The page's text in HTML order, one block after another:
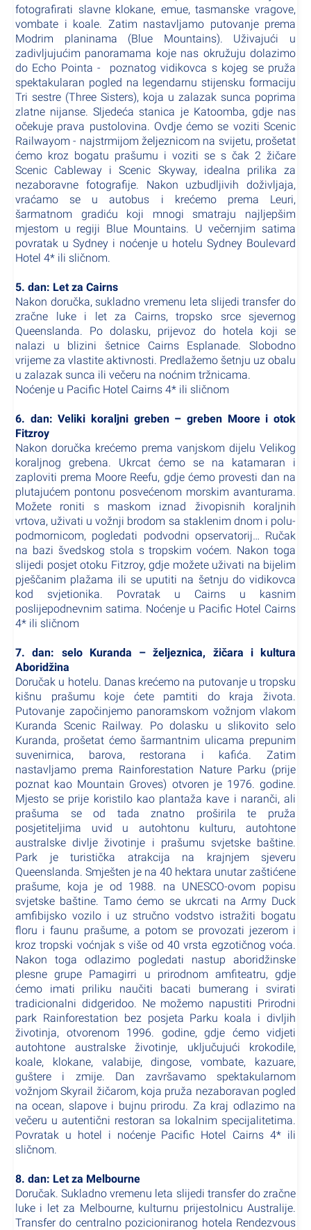
fotografirati slavne klokane, emue, tasmanske vragove,
vombate i koale. Zatim nastavljamo putovanje prema
Modrim planinama (Blue Mountains). Uživajući u
zadivljujućim panoramama koje nas okružuju dolazimo
do Echo Pointa - poznatog vidikovca s kojeg se pruža
spektakularan pogled na legendarnu stijensku formaciju
Tri sestre (Three Sisters), koja u zalazak sunca poprima
zlatne nijanse. Sljedeća stanica je Katoomba, gdje nas
očekuje prava pustolovina. Ovdje ćemo se voziti Scenic
Railwayom - najstrmijom željeznicom na svijetu, prošetat
ćemo kroz bogatu prašumu i voziti se s čak 2 žičare
Scenic Cableway i Scenic Skyway, idealna prilika za
nezaboravne fotografije. Nakon uzbudljivih doživljaja,
vraćamo se u autobus i krećemo prema Leuri,
šarmatnom gradiću koji mnogi smatraju najljepšim
mjestom u regiji Blue Mountains. U večernjim satima
povratak u Sydney i noćenje u hotelu Sydney Boulevard
Hotel 4* ili sličnom.
5. dan: Let za Cairns
Nakon doručka, sukladno vremenu leta slijedi transfer do
zračne luke i let za Cairns, tropsko srce sjevernog
Queenslanda. Po dolasku, prijevoz do hotela koji se
nalazi u blizini šetnice Cairns Esplanade. Slobodno
vrijeme za vlastite aktivnosti. Predlažemo šetnju uz obalu
u zalazak sunca ili večeru na noćnim tržnicama.
Noćenje u Pacific Hotel Cairns 4* ili sličnom
6. dan: Veliki koraljni greben – greben Moore i otok
Fitzroy
Nakon doručka krećemo prema vanjskom dijelu Velikog
koraljnog grebena. Ukrcat ćemo se na katamaran i
zaploviti prema Moore Reefu, gdje ćemo provesti dan na
plutajućem pontonu posvećenom morskim avanturama.
Možete roniti s maskom iznad živopisnih koraljnih
vrtova, uživati u vožnji brodom sa staklenim dnom i polu-
podmornicom, pogledati podvodni opservatorij… Ručak
na bazi švedskog stola s tropskim voćem. Nakon toga
slijedi posjet otoku Fitzroy, gdje možete uživati na bijelim
pješčanim plažama ili se uputiti na šetnju do vidikovca
kod svjetionika. Povratak u Cairns u kasnim
poslijepodnevnim satima. Noćenje u Pacific Hotel Cairns
4* ili sličnom
7. dan: selo Kuranda – željeznica, žičara i kultura
Aboridžina
Doručak u hotelu. Danas krećemo na putovanje u tropsku
kišnu prašumu koje ćete pamtiti do kraja života.
Putovanje započinjemo panoramskom vožnjom vlakom
Kuranda Scenic Railway. Po dolasku u slikovito selo
Kuranda, prošetat ćemo šarmantnim ulicama prepunim
suvenirnica, barova, restorana i kafića. Zatim
nastavljamo prema Rainforestation Nature Parku (prije
poznat kao Mountain Groves) otvoren je 1976. godine.
Mjesto se prije koristilo kao plantaža kave i naranči, ali
prašuma se od tada znatno proširila te pruža
posjetiteljima uvid u autohtonu kulturu, autohtone
australske divlje životinje i prašumu svjetske baštine.
Park je turistička atrakcija na krajnjem sjeveru
Queenslanda. Smješten je na 40 hektara unutar zaštićene
prašume, koja je od 1988. na UNESCO-ovom popisu
svjetske baštine. Tamo ćemo se ukrcati na Army Duck
amfibijsko vozilo i uz stručno vodstvo istražiti bogatu
floru i faunu prašume, a potom se provozati jezerom i
kroz tropski voćnjak s više od 40 vrsta egzotičnog voća.
Nakon toga odlazimo pogledati nastup aboridžinske
plesne grupe Pamagirri u prirodnom amfiteatru, gdje
ćemo imati priliku naučiti bacati bumerang i svirati
tradicionalni didgeridoo. Ne možemo napustiti Prirodni
park Rainforestation bez posjeta Parku koala i divljih
životinja, otvorenom 1996. godine, gdje ćemo vidjeti
autohtone australske životinje, uključujući krokodile,
koale, klokane, valabije, dingose, vombate, kazuare,
guštere i zmije. Dan završavamo spektakularnom
vožnjom Skyrail žičarom, koja pruža nezaboravan pogled
na ocean, slapove i bujnu prirodu. Za kraj odlazimo na
večeru u autentični restoran sa lokalnim specijalitetima.
Povratak u hotel i noćenje Pacific Hotel Cairns 4* ili
sličnom.
8. dan: Let za Melbourne
Doručak. Sukladno vremenu leta slijedi transfer do zračne
luke i let za Melbourne, kulturnu prijestolnicu Australije.
Transfer do centralno pozicioniranog hotela Rendezvous